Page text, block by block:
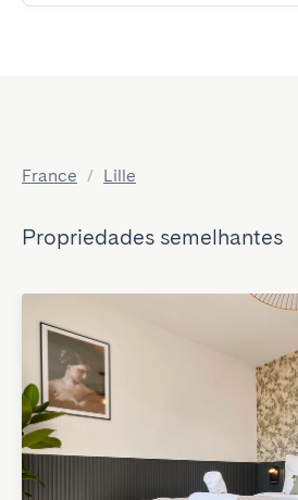
France / Lille
Propriedades semelhantes